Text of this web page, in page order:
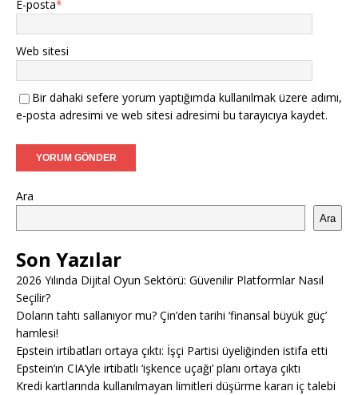
E-posta*
Web sitesi
Bir dahaki sefere yorum yaptığımda kullanılmak üzere adımı,
e-posta adresimi ve web sitesi adresimi bu tarayıcıya kaydet.
Ara
Ara
Son Yazılar
2026 Yılında Dijital Oyun Sektörü: Güvenilir Platformlar Nasıl
Seçilir?
Doların tahtı sallanıyor mu? Çin’den tarihi ‘finansal büyük güç’
hamlesi!
Epstein irtibatları ortaya çıktı: İşçi Partisi üyeliğinden istifa etti
Epstein’ın CIA’yle irtibatlı ‘işkence uçağı’ planı ortaya çıktı
Kredi kartlarında kullanılmayan limitleri düşürme kararı iç talebi